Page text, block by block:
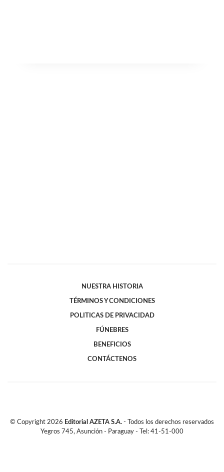
NUESTRA HISTORIA
TÉRMINOS Y CONDICIONES
POLITICAS DE PRIVACIDAD
FÚNEBRES
BENEFICIOS
CONTÁCTENOS
© Copyright 2026 Editorial AZETA S.A. - Todos los derechos reservados
Yegros 745, Asunción - Paraguay - Tel: 41-51-000